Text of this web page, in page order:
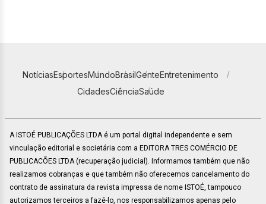
NotíciasEsportesMundoBrasilGenteEntretenimento
CidadesCiênciaSaúde
A ISTOÉ PUBLICAÇÕES LTDA é um portal digital independente e sem
vinculação editorial e societária com a EDITORA TRES COMÉRCIO DE
PUBLICACÕES LTDA (recuperação judicial). Informamos também que não
realizamos cobranças e que também não oferecemos cancelamento do
contrato de assinatura da revista impressa de nome ISTOÉ, tampouco
autorizamos terceiros a fazê-lo, nos responsabilizamos apenas pelo